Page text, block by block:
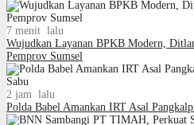
7 menit lalu
Wujudkan Layanan BPKB Modern,
Pemprov Sumsel
2 jam lalu
Polda Babel Amankan IRT Asal